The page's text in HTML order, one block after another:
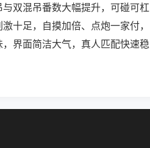
双混吊番数大幅提升，可碰可杠
十足，自摸加倍、点炮一家付，
界面简洁大气，真人匹配快速稳